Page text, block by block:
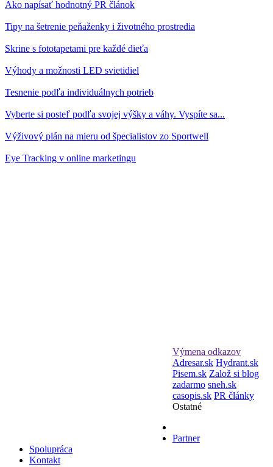
Ako napísať hodnotný PR článok
Tipy na šetrenie peňaženky i životného prostredia
Skrine s fototapetami pre každé dieťa
Výhody a možnosti LED svietidiel
Tesnenie podľa individuálnych potrieb
Vyberte si posteľ podľa svojej výšky a váhy. Vyspíte sa...
Výživový plán na mieru od špecialistov zo Sportwell
Eye Tracking v online marketingu
Výmena odkazov
Adresar.sk Hydrant.sk
Pisem.sk Založ si blog
zadarmo sneh.sk
casopis.sk PR články
Ostatné
Partner
Spolupráca
Kontakt